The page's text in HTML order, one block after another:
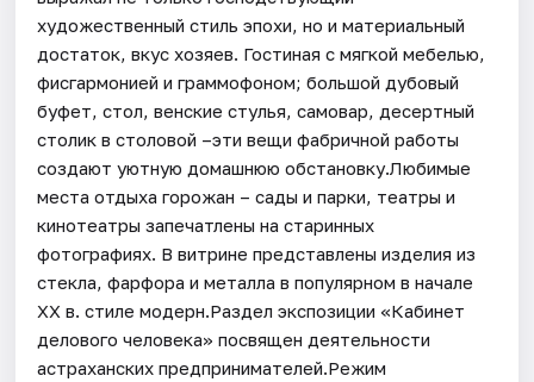
художественный стиль эпохи, но и материальный
достаток, вкус хозяев. Гостиная с мягкой мебелью,
фисгармонией и граммофоном; большой дубовый
буфет, стол, венские стулья, самовар, десертный
столик в столовой –эти вещи фабричной работы
создают уютную домашнюю обстановку.Любимые
места отдыха горожан – сады и парки, театры и
кинотеатры запечатлены на старинных
фотографиях. В витрине представлены изделия из
стекла, фарфора и металла в популярном в начале
XX в. стиле модерн.Раздел экспозиции «Кабинет
делового человека» посвящен деятельности
астраханских предпринимателей.Режим